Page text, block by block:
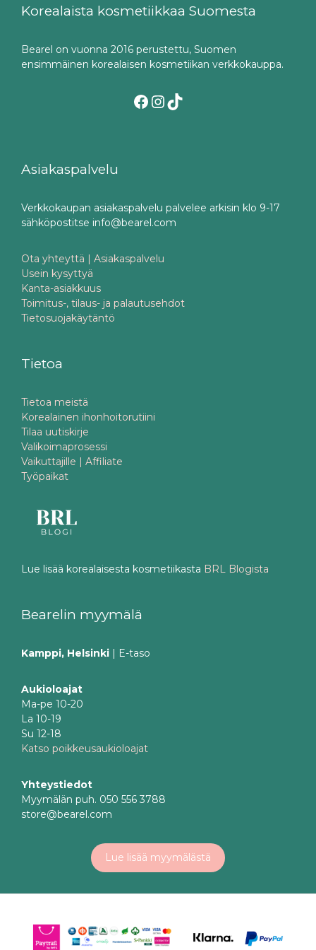
Korealaista kosmetiikkaa Suomesta
Bearel on vuonna 2016 perustettu, Suomen
ensimmäinen korealaisen kosmetiikan verkkokauppa.
Facebook
Instagram
TikTok
Asiakaspalvelu
Verkkokaupan asiakaspalvelu palvelee arkisin klo 9-17
sähköpostitse info@bearel.com
Ota yhteyttä | Asiakaspalvelu
Usein kysyttyä
Kanta-asiakkuus
Toimitus-, tilaus- ja palautusehdot
Tietosuojakäytäntö
Tietoa
Tietoa meistä
Korealainen ihonhoitorutiini
Tilaa uutiskirje
Valikoimaprosessi
Vaikuttajille | Affiliate
Työpaikat
Lue lisää korealaisesta kosmetiikasta BRL Blogista
Bearelin myymälä
Kamppi, Helsinki | E-taso
Aukioloajat
Ma-pe 10-20
La 10-19
Su 12-18
Katso poikkeusaukioloajat
Yhteystiedot
Myymälän puh. 050 556 3788
store@bearel.com
Lue lisää myymälästä